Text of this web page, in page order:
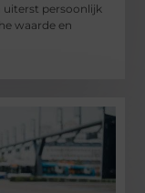
uiterst persoonlijk
waarde en